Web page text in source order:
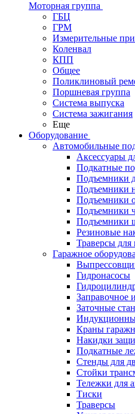
Моторная группа
ГБЦ
ГРМ
Измерительные
Коленвал
КПП
Общее
Поликлиновый
Поршневая группа
Система выпуска
Система зажигания
Еще
Оборудование
Автомобильные
Аксессуары
Подкатные
Подъемники
Подъемники
Подъемники
Подъемники
Подъемники
Резиновые
Траверсы для
Гаражное
Гидронасосы
Заправочное
Заточные
Краны
Накидки
Подкатные
Стенды для
Стойки
Тележки для
Тиски
Траверсы